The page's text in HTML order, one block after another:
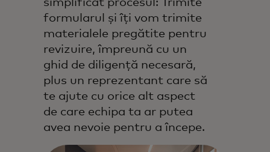
formularul și îți vom trimite
materialele pregătite pentru
revizuire, împreună cu un
ghid de diligență necesară,
plus un reprezentant care să
te ajute cu orice alt aspect
de care echipa ta ar putea
avea nevoie pentru a începe.